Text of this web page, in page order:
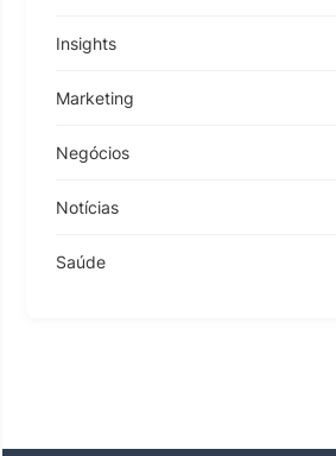
Insights
Marketing
Negócios
Notícias
Saúde